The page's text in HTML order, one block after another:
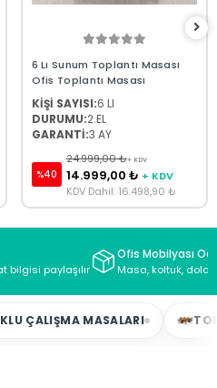
6 Lı Sunum Toplantı Masası
Ofis Toplantı Masası
KİŞİ SAYISI:6 LI
DURUMU:2.EL
GARANTİ:3 AY
%40
24.999,00 ₺+ KDV
14.999,00 ₺ + KDV
KDV Dahil: 16.498,90 ₺
bilgisi paylaşılır
Ofis Mobilyası
Masa, koltuk,
ÇALIŞMA MASALARI